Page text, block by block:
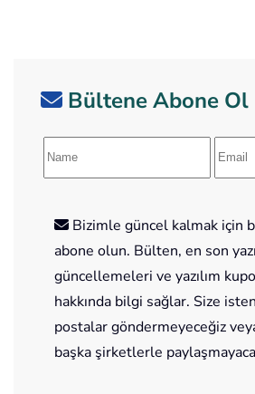
Bültene Abone Ol
Bizimle güncel kalmak için
abone olun. Bülten, en son
güncellemeleri ve yazılım
hakkında bilgi sağlar. Size
postalar göndermeyeceğiz
başka şirketlerle